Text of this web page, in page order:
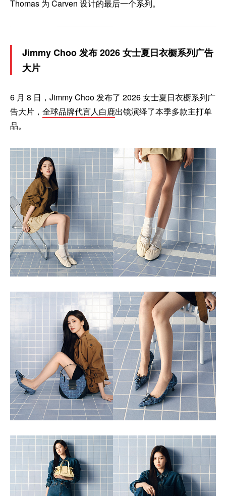
Thomas 为 Carven 设计的最后一个系列。
Jimmy Choo 发布 2026 女士夏日衣橱系列广告
大片
6 月 8 日，Jimmy Choo 发布了 2026 女士夏日衣橱系列广
告大片， 全球品牌代言人白鹿出镜演绎了本季多款主打单
品。